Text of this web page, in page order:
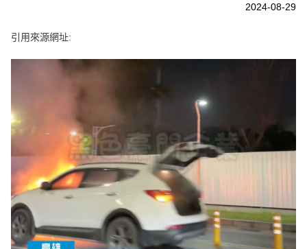
2024-08-29
引用來源網址: